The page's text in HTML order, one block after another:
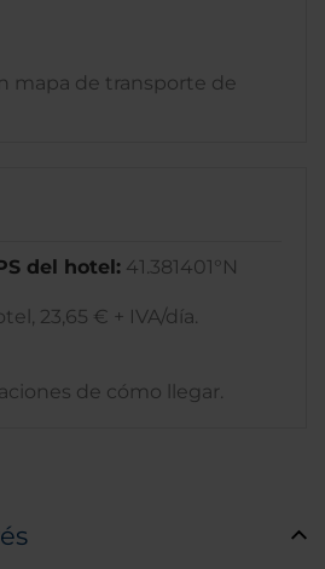
mapa de transporte de
del hotel: 41.381401°N
23,65 € + IVA/día.
de cómo llegar.